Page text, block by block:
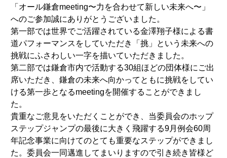
「オール鎌倉meeting〜力を合わせて新しい未来へ〜」
へのご参加誠にありがとうございました。
第一部では世界でご活躍されている金澤翔子様による書
道パフォーマンスをしていただき「挑」という未来への
挑戦にふさわしい一字を描いていただきました。
第二部では鎌倉市内で活動する30組ほどの団体様にご出
席いただき、鎌倉の未来へ向かってともに挑戦をしてい
ける第一歩となるmeetingを開催することができまし
た。
貴重なご意見をいただくことができ、当委員会のホップ
ステップジャンプの最後に大きく飛躍する9月例会60周
年記念事業に向けてのとても重要なステップができまし
た。委員会一同邁進してまいりますので引き続き皆様ど